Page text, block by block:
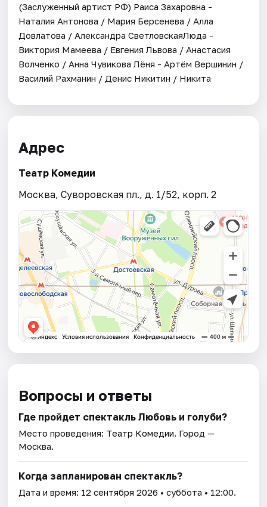
(Заслуженный артист РФ) Раиса Захаровна -
Наталия Антонова / Мария Берсенева / Алла
Довлатова / Александра СветловскаяЛюда -
Виктория Мамеева / Евгения Львова / Анастасия
Волченко / Анна Чувикова Лёня - Артём Вершинин /
Василий Рахманин / Денис Никитин / Никита
Адрес
Театр Комедии
Москва, Суворовская пл., д. 1/52, корп. 2
Вопросы и ответы
Где пройдет спектакль Любовь и голуби?
Место проведения: Театр Комедии. Город —
Москва.
Когда запланирован спектакль?
Дата и время: 12 сентября 2026 • суббота • 12:00.